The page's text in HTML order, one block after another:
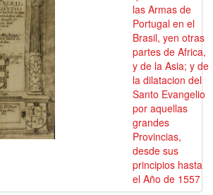
las Armas de
Portugal en el
Brasil, yen otras
partes de Africa,
y de la Asia; y de
la dilatacion del
Santo Evangelio
por aquellas
grandes
Provincias,
desde sus
principios hasta
el Año de 1557